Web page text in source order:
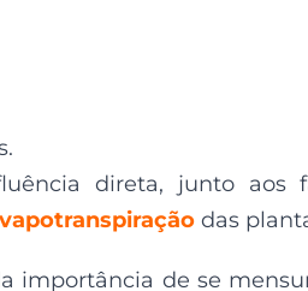
direta, junto aos
das
importância de se